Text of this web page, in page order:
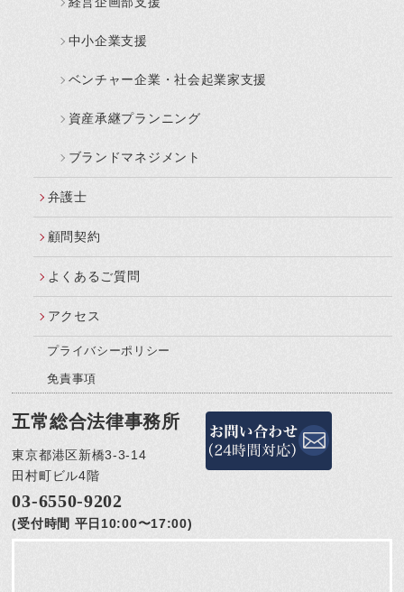
中小企業支援
ベンチャー企業・社会起業家支援
資産承継プランニング
ブランドマネジメント
弁護士
顧問契約
よくあるご質問
アクセス
プライバシーポリシー
免責事項
五常総合法律事務所
東京都港区新橋3-3-14
田村町ビル4階
03-6550-9202
(受付時間 平日10:00〜17:00)